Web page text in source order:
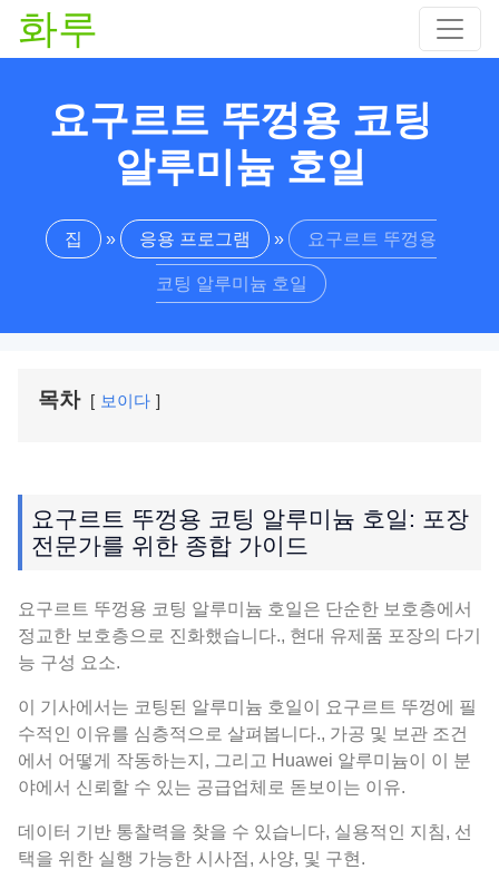
화루
요구르트 뚜껑용 코팅
알루미늄 호일
집 » 응용 프로그램 » 요구르트 뚜껑용
코팅 알루미늄 호일
목차 보이다
요구르트 뚜껑용 코팅 알루미늄 호일: 포장
전문가를 위한 종합 가이드
요구르트 뚜껑용 코팅 알루미늄 호일은 단순한 보호층에서
정교한 보호층으로 진화했습니다., 현대 유제품 포장의 다기
능 구성 요소.
이 기사에서는 코팅된 알루미늄 호일이 요구르트 뚜껑에 필
수적인 이유를 심층적으로 살펴봅니다., 가공 및 보관 조건
에서 어떻게 작동하는지, 그리고 Huawei 알루미늄이 이 분
야에서 신뢰할 수 있는 공급업체로 돋보이는 이유.
데이터 기반 통찰력을 찾을 수 있습니다, 실용적인 지침, 선
택을 위한 실행 가능한 시사점, 사양, 및 구현.